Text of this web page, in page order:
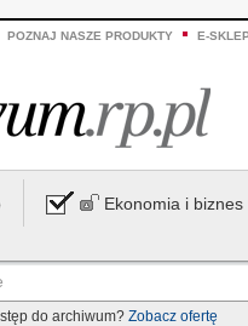
POZNAJ NASZE PRODUKTY E-
Ekonomia i biznes
do archiwum? Zobacz ofertę